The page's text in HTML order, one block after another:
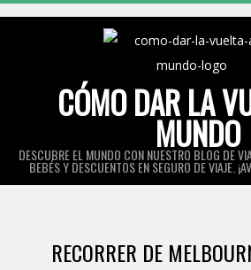
CÓMO DAR LA
MUNDO
DESCUBRE EL MUNDO CON NUESTRO BLOG DE
BEBÉS Y DESCUENTOS EN SEGURO DE VIAJE.
RECORRER DE